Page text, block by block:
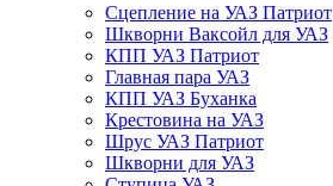
Сцепление на УАЗ Патриот
Шкворни Ваксойл для УАЗ
КПП УАЗ Патриот
Главная пара УАЗ
КПП УАЗ Буханка
Крестовина на УАЗ
Шрус УАЗ Патриот
Шкворни для УАЗ